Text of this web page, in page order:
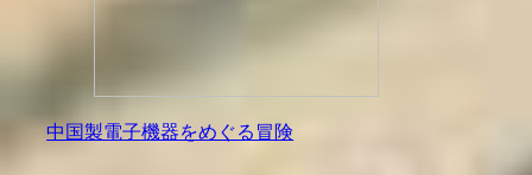
中国製電子機器をめぐる冒険